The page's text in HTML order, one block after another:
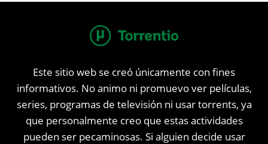
Este sitio web se creó únicamente con fines
informativos. No animo ni promuevo ver películas,
series, programas de televisión ni usar torrents, ya
que personalmente creo que estas actividades
pueden ser pecaminosas. Si alguien decide usar